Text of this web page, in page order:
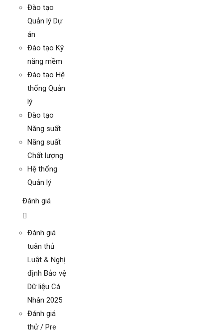
Đào tạo
Quản lý Dự
án
Đào tạo Kỹ
năng mềm
Đào tạo Hệ
thống Quản
lý
Đào tạo
Năng suất
Năng suất
Chất lượng
Hệ thống
Quản lý
Đánh giá
Đánh giá
tuân thủ
Luật & Nghị
định Bảo vệ
Dữ liệu Cá
Nhân 2025
Đánh giá
thử / Pre